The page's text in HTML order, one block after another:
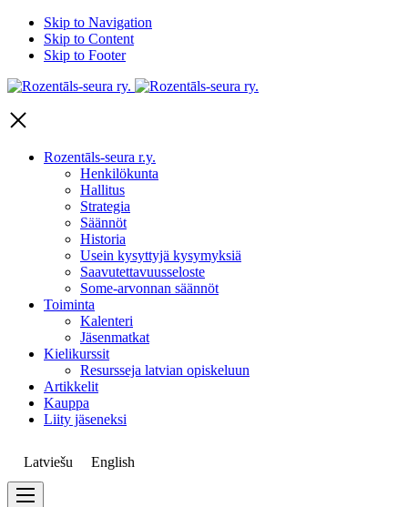
Skip to Navigation
Skip to Content
Skip to Footer
Rozentāls-
ry.
Rozentāls-seura r.y.
Henkilökunta
Hallitus
Strategia
Säännöt
Historia
Usein kysyttyjä kysymyksiä
Saavutettavuusseloste
Some-arvonnan säännöt
Toiminta
Kalenteri
Jäsenmatkat
Kielikurssit
Resursseja latvian opiskeluun
Artikkelit
Kauppa
Liity jäseneksi
Latviešu English